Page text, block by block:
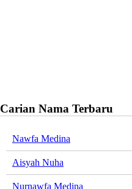
Carian Nama Terbaru
Nawfa Medina
Aisyah Nuha
Nurnawfa Medina